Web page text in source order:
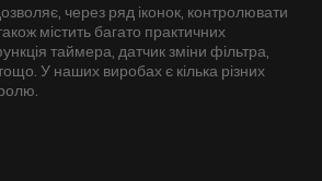
через ряд іконок, контролювати
містить багато практичних
таймера, датчик зміни фільтра,
У наших виробах є кілька різних